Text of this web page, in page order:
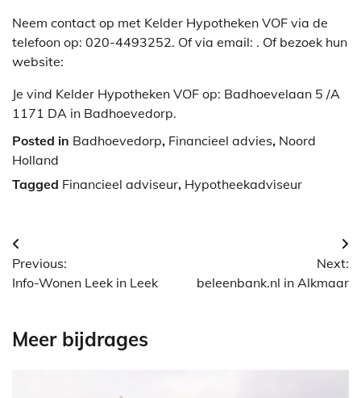
Neem contact op met Kelder Hypotheken VOF via de
telefoon op: 020-4493252. Of via email: . Of bezoek hun
website:
Je vind Kelder Hypotheken VOF op: Badhoevelaan 5 /A
1171 DA in Badhoevedorp.
Posted in Badhoevedorp, Financieel advies, Noord
Holland
Tagged Financieel adviseur, Hypotheekadviseur
Berichtnavigatie
Previous:
Info-Wonen Leek in Leek
Next:
beleenbank.nl in Alkmaar
Meer bijdrages